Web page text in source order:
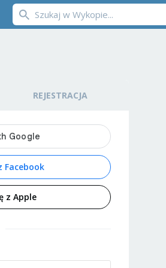
REJESTRACJA
Facebook
z Apple